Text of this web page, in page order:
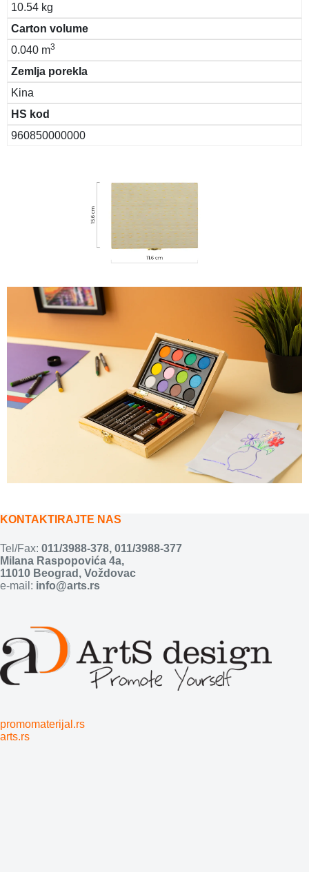
10.54 kg
Carton volume
0.040 m3
Zemlja porekla
Kina
HS kod
960850000000
KONTAKTIRAJTE NAS
Tel/Fax: 011/3988-378, 011/3988-377
Milana Raspopovića 4a,
11010 Beograd, Voždovac
e-mail: info@arts.rs
promomaterijal.rs
arts.rs